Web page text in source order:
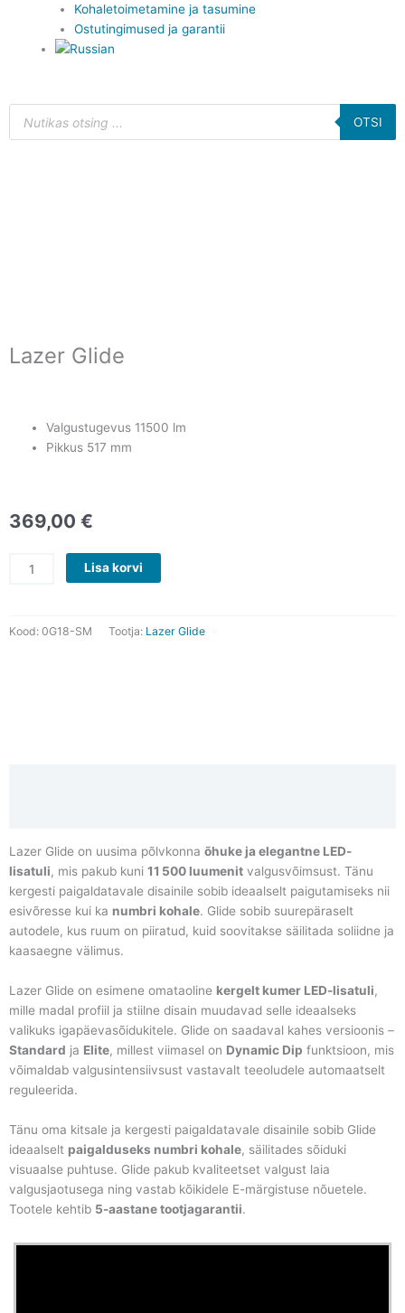
Kohaletoimetamine ja tasumine
Ostutingimused ja garantii
Products
search
OTSI
Lazer Glide
Valgustugevus 11500 lm
Pikkus 517 mm
369,00 €
Lazer
Lisa korvi
Kood: 0G18-SM Tootja: Lazer Glide
Lazer Glide on uusima põlvkonna õhuke ja elegantne LED-
lisatuli, mis pakub kuni 11 500 luumenit valgusvõimsust. Tänu
kergesti paigaldatavale disainile sobib ideaalselt paigutamiseks nii
esivõresse kui ka numbri kohale. Glide sobib suurepäraselt
autodele, kus ruum on piiratud, kuid soovitakse säilitada soliidne ja
kaasaegne välimus.
Lazer Glide on esimene omataoline kergelt kumer LED-lisatuli,
mille madal profiil ja stiilne disain muudavad selle ideaalseks
valikuks igapäevasõidukitele. Glide on saadaval kahes versioonis –
Standard ja Elite, millest viimasel on Dynamic Dip funktsioon, mis
võimaldab valgusintensiivsust vastavalt teeoludele automaatselt
reguleerida.
Tänu oma kitsale ja kergesti paigaldatavale disainile sobib Glide
ideaalselt paigalduseks numbri kohale, säilitades sõiduki
visuaalse puhtuse. Glide pakub kvaliteetset valgust laia
valgusjaotusega ning vastab kõikidele E-märgistuse nõuetele.
Tootele kehtib 5-aastane tootjagarantii.